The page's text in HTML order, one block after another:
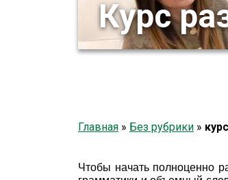
Курс
Главная » Без рубрики »
Чтобы начать полноценно